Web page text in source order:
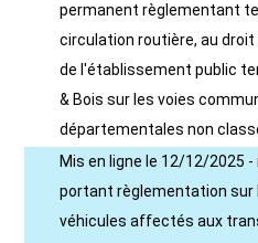
permanent règlementant
circulation routière, au
de l'établissement public
& Bois sur les voies
départementales non
Mis en ligne le 12/12/2025 -
portant règlementation
véhicules affectés aux